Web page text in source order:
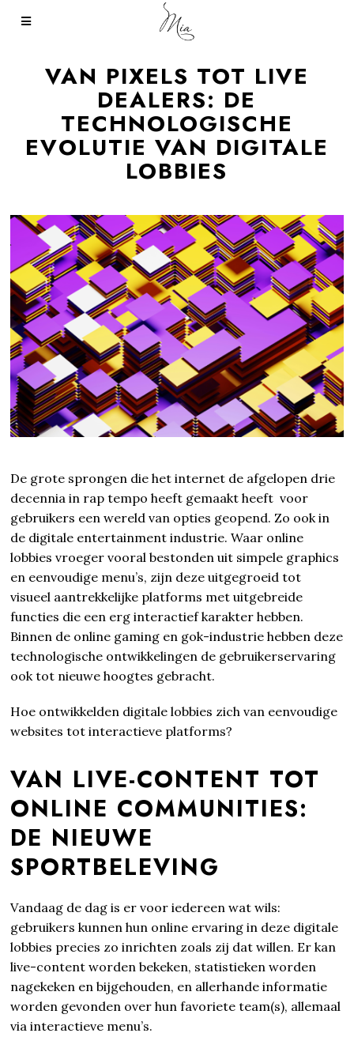
VAN PIXELS TOT LIVE
DEALERS: DE
TECHNOLOGISCHE
EVOLUTIE VAN DIGITALE
LOBBIES
De grote sprongen die het internet de afgelopen drie
decennia in rap tempo heeft gemaakt heeft voor
gebruikers een wereld van opties geopend. Zo ook in
de digitale entertainment industrie. Waar online
lobbies vroeger vooral bestonden uit simpele graphics
en eenvoudige menu’s, zijn deze uitgegroeid tot
visueel aantrekkelijke platforms met uitgebreide
functies die een erg interactief karakter hebben.
Binnen de online gaming en gok-industrie hebben deze
technologische ontwikkelingen de gebruikerservaring
ook tot nieuwe hoogtes gebracht.
Hoe ontwikkelden digitale lobbies zich van eenvoudige
websites tot interactieve platforms?
VAN LIVE-CONTENT TOT
ONLINE COMMUNITIES:
DE NIEUWE
SPORTBELEVING
Vandaag de dag is er voor iedereen wat wils:
gebruikers kunnen hun online ervaring in deze digitale
lobbies precies zo inrichten zoals zij dat willen. Er kan
live-content worden bekeken, statistieken worden
nagekeken en bijgehouden, en allerhande informatie
worden gevonden over hun favoriete team(s), allemaal
via interactieve menu’s.